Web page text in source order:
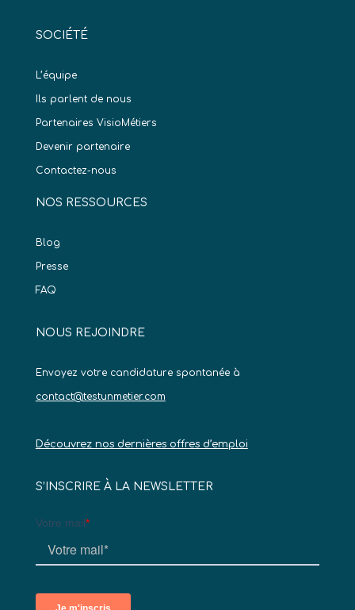
SOCIÉTÉ
L’équipe
Ils parlent de nous
Partenaires VisioMétiers
Devenir partenaire
Contactez-nous
NOS RESSOURCES
Blog
Presse
FAQ
NOUS REJOINDRE
Envoyez votre candidature spontanée à
contact@testunmetier.com
Découvrez nos dernières offres d’emploi
S’INSCRIRE À LA NEWSLETTER